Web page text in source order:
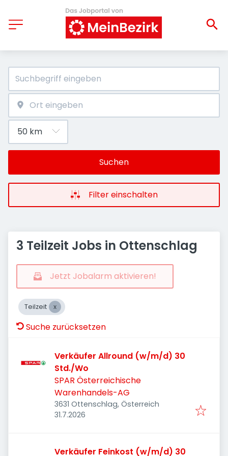
Suchen
Filter einschalten
3 Teilzeit Jobs in Ottenschlag
Jetzt Jobalarm aktivieren!
Teilzeit
Suche zurücksetzen
Verkäufer Allround (w/m/d) 30
Std./Wo
SPAR Österreichische
Warenhandels-AG
3631 Ottenschlag, Österreich
Veröffentlicht
31.7.2026
Verkäufer Feinkost (w/m/d) 30